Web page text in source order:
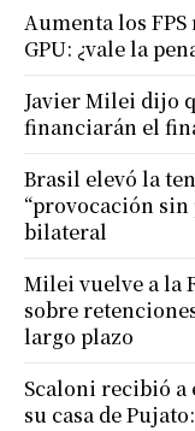
Aumenta los
GPU: ¿vale la
Javier Milei dijo
financiarán el
Brasil elevó la
“provocación
bilateral
Milei vuelve a la
sobre
largo plazo
Scaloni recibió a
su casa de